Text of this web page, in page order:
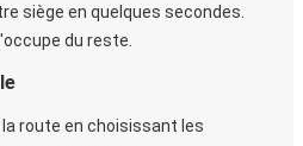
siège en quelques secondes.
du reste.
route en choisissant les